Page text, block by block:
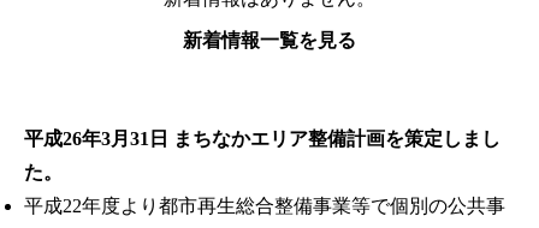
新着情報一覧を見る
平成26年3月31日 まちなかエリア整備計画を策定しまし
た。
平成22年度より都市再生総合整備事業等で個別の公共事